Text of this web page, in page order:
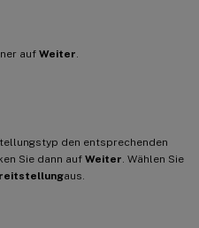
auf Weiter
den entsprechenden
Sie dann auf Weiter . Wählen Sie
aus.